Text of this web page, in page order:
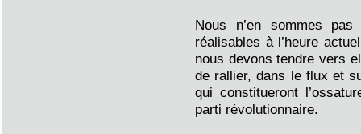
Nous n’en sommes
réalisables à l’heure
nous devons tendre vers
de rallier, dans le flux et
qui constitueront
parti révolutionnaire.